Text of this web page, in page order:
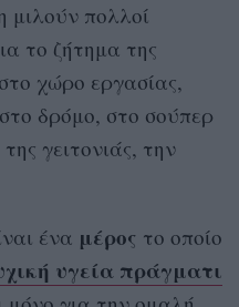
μιλούν πολλοί
το ζήτημα της
χώρο εργασίας,
δρόμο, στο σούπερ
γειτονιάς, την
ένα μέρος το οποίο
υγεία πράγματι